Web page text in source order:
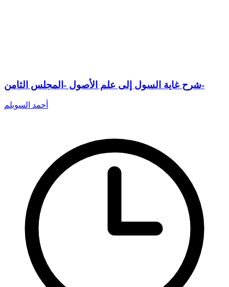
شرح غاية السول إلى علم الأصول -المجلس الثامن-
أحمد السويلم